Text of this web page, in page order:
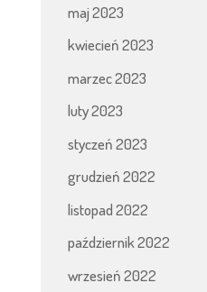
maj 2023
kwiecień 2023
marzec 2023
luty 2023
styczeń 2023
grudzień 2022
listopad 2022
październik 2022
wrzesień 2022